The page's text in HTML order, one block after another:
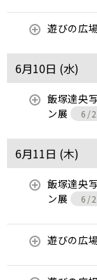
遊びの広
6月10日 (水)
飯塚達央
ン展
6/
6月11日 (木)
飯塚達央
ン展
6/
遊びの広場